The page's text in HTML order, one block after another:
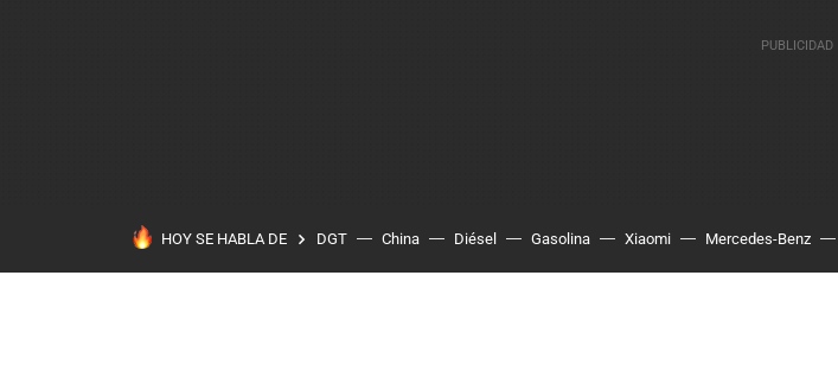
HOY SE HABLA DE DGT China Diésel Gasolina Xiaomi Mercedes-Benz